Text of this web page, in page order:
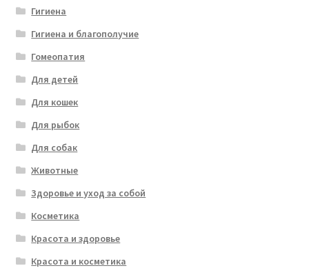
Гигиена
Гигиена и благополучие
Гомеопатия
Для детей
Для кошек
Для рыбок
Для собак
Животные
Здоровье и уход за собой
Косметика
Красота и здоровье
Красота и косметика